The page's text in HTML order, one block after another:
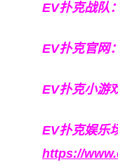
EV扑克战队：
EV扑克官网：
EV扑克小游
EV扑克娱乐
https://